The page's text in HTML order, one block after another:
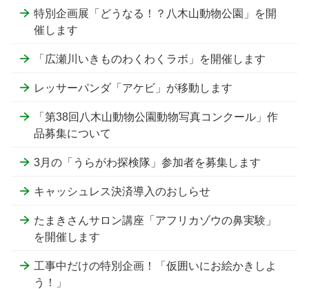
特別企画展「どうなる！？八木山動物公園」を開
催します
「広瀬川いきものわくわくラボ」を開催します
レッサーパンダ「アケビ」が移動します
「第38回八木山動物公園動物写真コンクール」作
品募集について
3月の「うらがわ探検隊」参加者を募集します
キャッシュレス決済導入のおしらせ
たまきさんサロン講座「アフリカゾウの鼻実験」
を開催します
工事中だけの特別企画！「仮囲いにお絵かきしよ
う！」